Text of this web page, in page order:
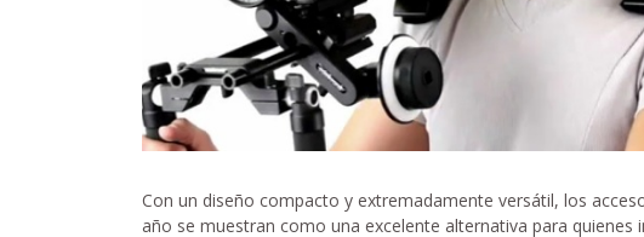
Con un diseño compacto y extremadamente versátil, los
año se muestran como una excelente alternativa para quienes